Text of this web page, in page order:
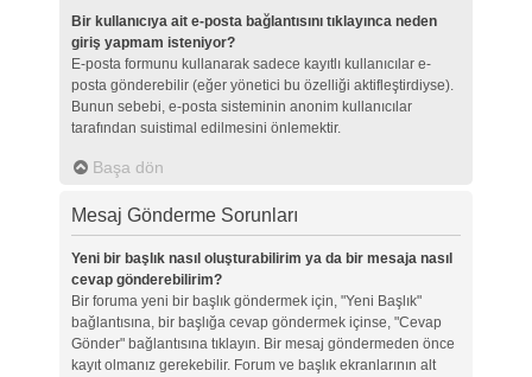
Bir kullanıcıya ait e-posta bağlantısını tıklayınca neden
giriş yapmam isteniyor?
E-posta formunu kullanarak sadece kayıtlı kullanıcılar e-
posta gönderebilir (eğer yönetici bu özelliği aktifleştirdiyse).
Bunun sebebi, e-posta sisteminin anonim kullanıcılar
tarafından suistimal edilmesini önlemektir.
Başa dön
Mesaj Gönderme Sorunları
Yeni bir başlık nasıl oluşturabilirim ya da bir mesaja nasıl
cevap gönderebilirim?
Bir foruma yeni bir başlık göndermek için, "Yeni Başlık"
bağlantısına, bir başlığa cevap göndermek içinse, "Cevap
Gönder" bağlantısına tıklayın. Bir mesaj göndermeden önce
kayıt olmanız gerekebilir. Forum ve başlık ekranlarının alt